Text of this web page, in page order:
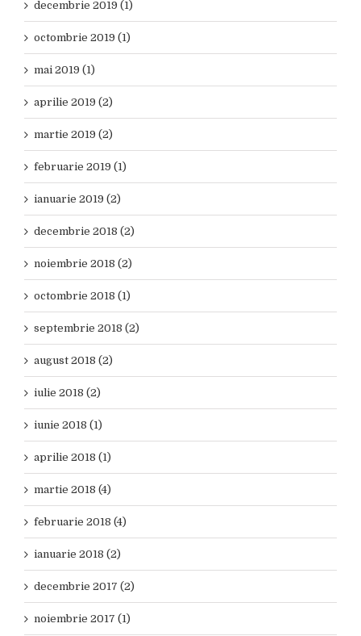
decembrie 2019 (1)
octombrie 2019 (1)
mai 2019 (1)
aprilie 2019 (2)
martie 2019 (2)
februarie 2019 (1)
ianuarie 2019 (2)
decembrie 2018 (2)
noiembrie 2018 (2)
octombrie 2018 (1)
septembrie 2018 (2)
august 2018 (2)
iulie 2018 (2)
iunie 2018 (1)
aprilie 2018 (1)
martie 2018 (4)
februarie 2018 (4)
ianuarie 2018 (2)
decembrie 2017 (2)
noiembrie 2017 (1)